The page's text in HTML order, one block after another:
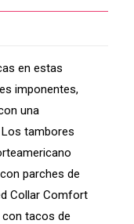
en estas
imponentes,
una
tambores
parches de
Collar Comfort
con tacos de